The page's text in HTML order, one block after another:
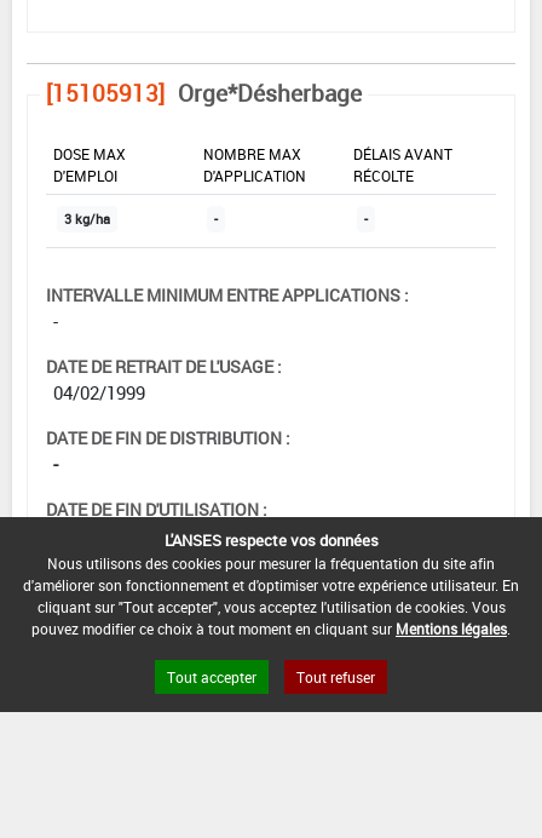
[15105913] Orge*Désherbage
DOSE MAX
D'EMPLOI
NOMBRE MAX
D'APPLICATION
DÉLAIS AVANT
RÉCOLTE
3 kg/ha - -
INTERVALLE MINIMUM ENTRE APPLICATIONS :
-
DATE DE RETRAIT DE L'USAGE :
04/02/1999
DATE DE FIN DE DISTRIBUTION :
-
DATE DE FIN D'UTILISATION :
L'ANSES respecte vos données
Nous utilisons des cookies pour mesurer la fréquentation du site afin
d'améliorer son fonctionnement et d'optimiser votre expérience utilisateur. En
cliquant sur "Tout accepter", vous acceptez l'utilisation de cookies. Vous
pouvez modifier ce choix à tout moment en cliquant sur Mentions légales
Tout accepter Tout refuser